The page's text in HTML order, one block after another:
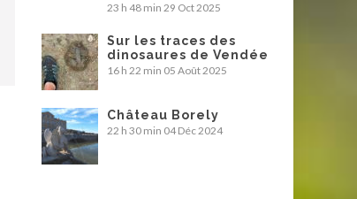
23 h 48 min 29 Oct 2025
Sur les traces des
dinosaures de Vendée
16 h 22 min 05 Août 2025
Château Borely
22 h 30 min 04 Déc 2024